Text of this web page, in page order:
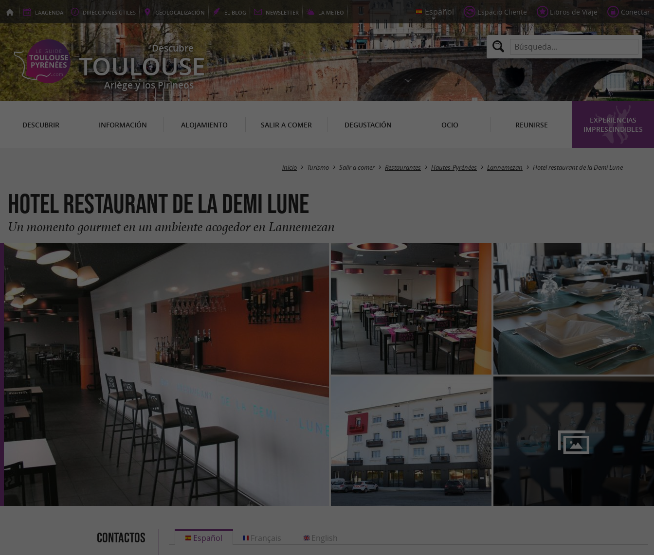
LAAGENDA DIRECCIONES ÚTILES GEOLOCALIZACIÓN EL BLOG NEWSLETTER LA METEO Espacio Cliente Libros de Viaje Conectar
Descubre
TOULOUSE
Ariège y los Pirineos
DESCUBRIR INFORMACIÓN ALOJAMIENTO SALIR A COMER DEGUSTACIÓN OCIO REUNIRSE
EXPERIENCIAS
IMPRESCINDIBLES
inicio Turismo Salir a comer Restaurantes Hautes-Pyrénées Lannemezan Hotel restaurant de la Demi Lune
Hotel restaurant de la Demi Lune
Un momento gourmet en un ambiente acogedor en Lannemezan
Contactos Español Français English